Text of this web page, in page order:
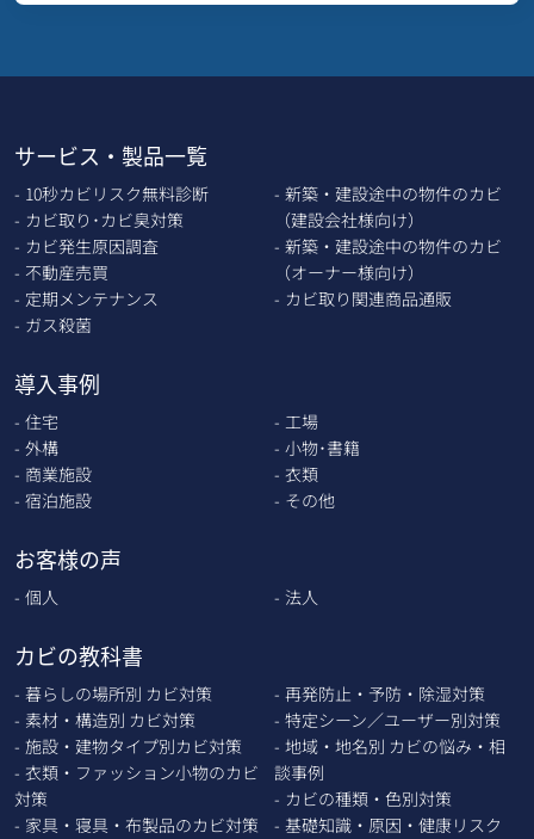
サービス・製品一覧
10秒カビリスク無料診断
カビ取り･カビ臭対策
カビ発生原因調査
不動産売買
定期メンテナンス
ガス殺菌
新築・建設途中の物件のカビ
（建設会社様向け）
新築・建設途中の物件のカビ
（オーナー様向け）
カビ取り関連商品通販
お客様の声
個人 法人
導入事例
住宅
外構
商業施設
宿泊施設
工場
小物･書籍
衣類
その他
カビの教科書
暮らしの場所別 カビ対策
素材・構造別 カビ対策
施設・建物タイプ別カビ対策
衣類・ファッション小物のカビ
対策
家具・寝具・布製品のカビ対策
再発防止・予防・除湿対策
特定シーン／ユーザー別対策
地域・地名別 カビの悩み・相
談事例
カビの種類・色別対策
基礎知識・原因・健康リスク